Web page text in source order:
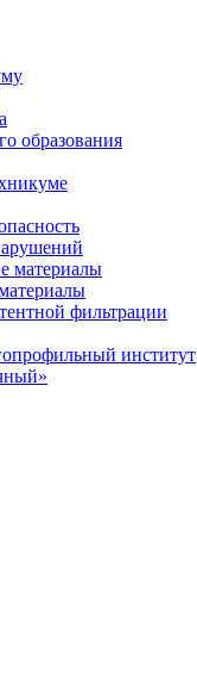
образования
материалы
фильтрации
институт